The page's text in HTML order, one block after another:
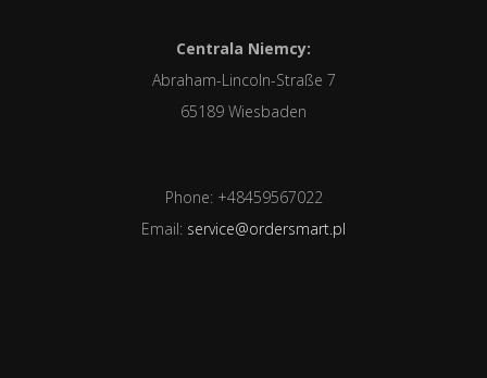
Centrala Niemcy:
Abraham-Lincoln-Straße 7
65189 Wiesbaden
Phone: +48459567022
Email: service@ordersmart.pl